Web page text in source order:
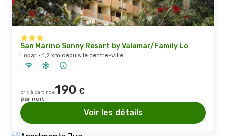
San Marino Sunny Resort by Valamar/Family Lo
Lopar · 1,2 km depuis le centre-ville
prix à partir de190 €
par nuit
Voir les détails